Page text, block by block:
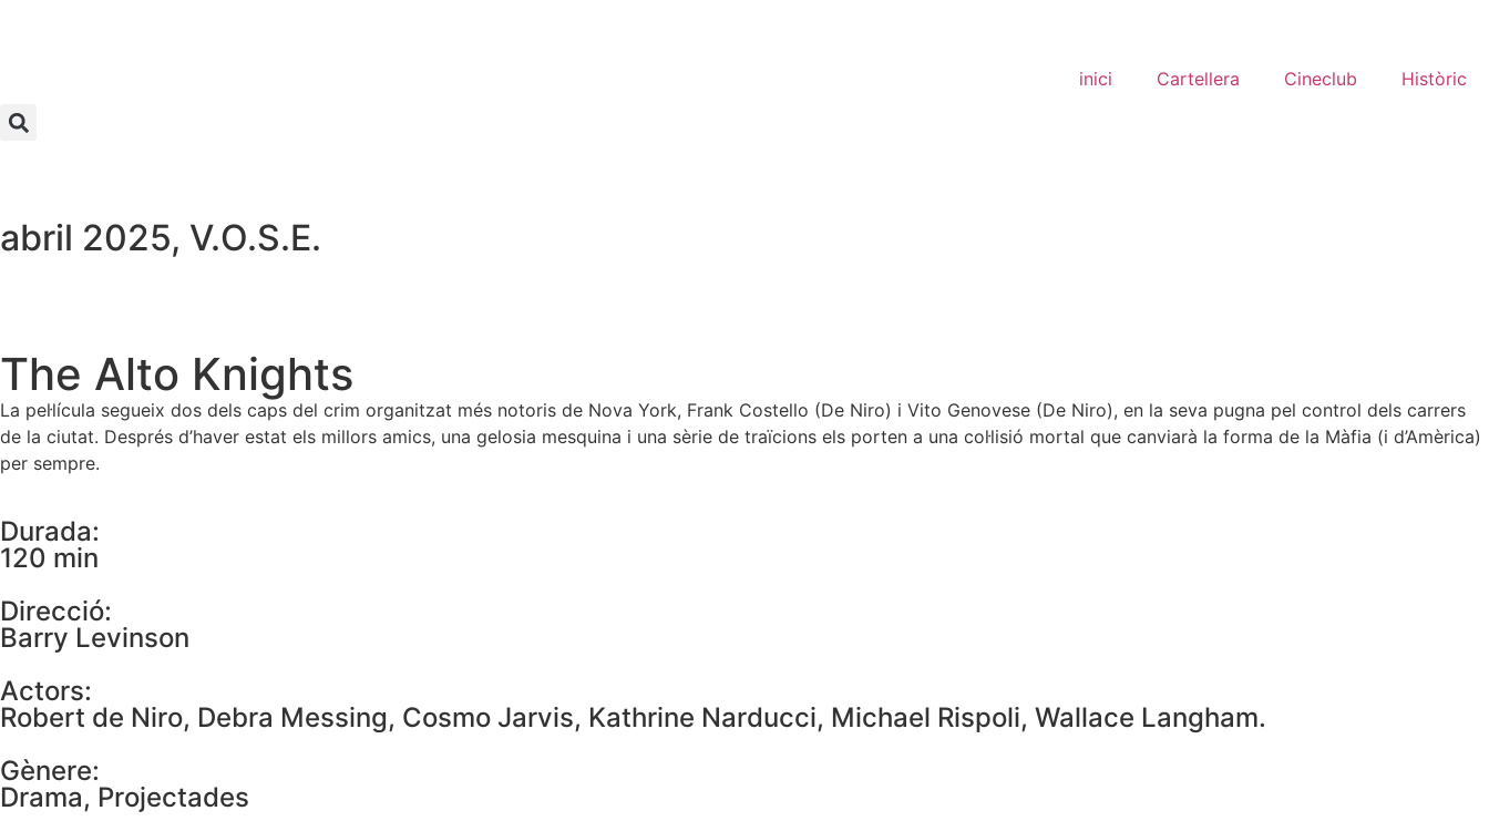
inici Cartellera Cineclub Històric
abril 2025, V.O.S.E.
The Alto Knights
La pel·lícula segueix dos dels caps del crim organitzat més notoris de Nova York, Frank Costello (De Niro) i Vito Genovese (De Niro), en la seva pugna pel control dels carrers
de la ciutat. Després d’haver estat els millors amics, una gelosia mesquina i una sèrie de traïcions els porten a una col·lisió mortal que canviarà la forma de la Màfia (i d’Amèrica)
per sempre.
Durada:
120 min
Direcció:
Barry Levinson
Actors:
Robert de Niro, Debra Messing, Cosmo Jarvis, Kathrine Narducci, Michael Rispoli, Wallace Langham.
Gènere:
Drama, Projectades